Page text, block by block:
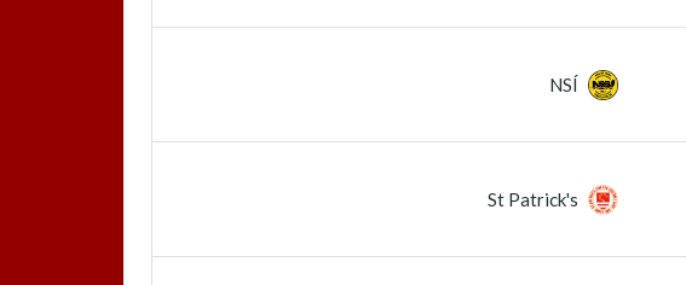
NSÍ
St Patrick's